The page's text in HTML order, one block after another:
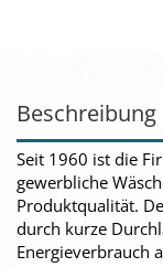
Beschreibung
Seit 1960 ist die
gewerbliche
Produktqualität.
durch kurze
Energieverbrauch